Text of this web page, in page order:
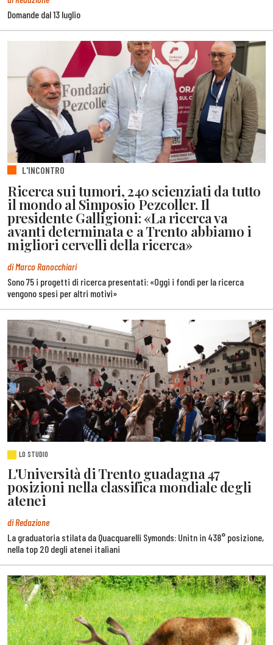
Domande dal 13 luglio
L'INCONTRO
Ricerca sui tumori, 240 scienziati da tutto
il mondo al Simposio Pezcoller. Il
presidente Galligioni: «La ricerca va
avanti determinata e a Trento abbiamo i
migliori cervelli della ricerca»
di Marco Ranocchiari
Sono 75 i progetti di ricerca presentati: «Oggi i fondi per la ricerca
vengono spesi per altri motivi»
LO STUDIO
L'Università di Trento guadagna 47
posizioni nella classifica mondiale degli
atenei
di Redazione
La graduatoria stilata da Quacquarelli Symonds: Unitn in 438° posizione,
nella top 20 degli atenei italiani